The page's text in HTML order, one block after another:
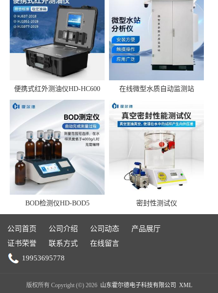
便携式红外测油仪HD-HC600 在线微型水质自动监测站
BOD检测仪HD-BOD5 密封性测试仪
公司首页 公司介绍 公司动态
产品展厅
证书荣誉
联系方式
在线留言
19953695778
版权所有 Copyright (©) 2026 山东霍尔德电子科技有限公司 XML